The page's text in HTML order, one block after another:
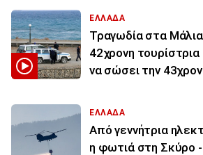
ΕΛΛΑΔΑ
Τραγωδία στα
42χρονη
να σώσει την
ΕΛΛΑΔΑ
Από γεννήτρια
η φωτιά στη Σκύρο